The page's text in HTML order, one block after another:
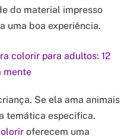
do material impresso
uma boa experiência.
colorir para adultos: 12
mente
Se ela ama animais
temática específica.
oferecem uma